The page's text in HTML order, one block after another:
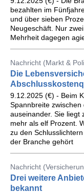
bezahlten im
und über sieben
Neugeschäft. Nur
Mehrheit dagegen
Nachricht (Markt &
Die
9.12.2025 (€) - Beim
Spannbreite zwischen
auseinander. Sie liegt
mehr als elf Prozent.
zu den
der Branche gehört
Nachricht
Drei weitere
bekannt